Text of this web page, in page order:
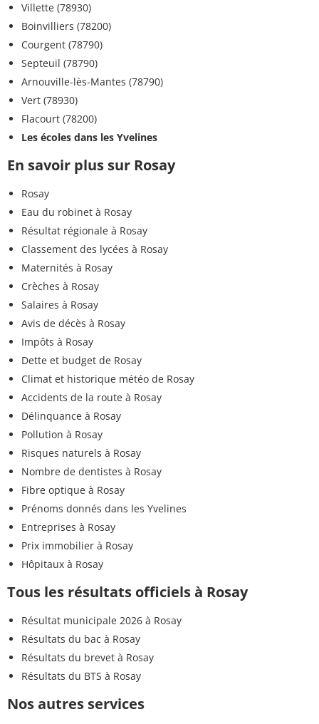
Villette (78930)
Boinvilliers (78200)
Courgent (78790)
Septeuil (78790)
Arnouville-lès-Mantes (78790)
Vert (78930)
Flacourt (78200)
Les écoles dans les Yvelines
En savoir plus sur Rosay
Rosay
Eau du robinet à Rosay
Résultat régionale à Rosay
Classement des lycées à Rosay
Maternités à Rosay
Crèches à Rosay
Salaires à Rosay
Avis de décès à Rosay
Impôts à Rosay
Dette et budget de Rosay
Climat et historique météo de Rosay
Accidents de la route à Rosay
Délinquance à Rosay
Pollution à Rosay
Risques naturels à Rosay
Nombre de dentistes à Rosay
Fibre optique à Rosay
Prénoms donnés dans les Yvelines
Entreprises à Rosay
Prix immobilier à Rosay
Hôpitaux à Rosay
Tous les résultats officiels à Rosay
Résultat municipale 2026 à Rosay
Résultats du bac à Rosay
Résultats du brevet à Rosay
Résultats du BTS à Rosay
Nos autres services